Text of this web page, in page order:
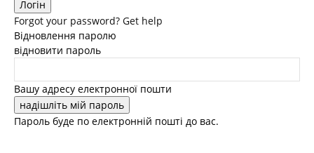
Forgot your password? Get help
Відновлення паролю
відновити пароль
Вашу адресу електронної пошти
Пароль буде по електронній пошті до вас.